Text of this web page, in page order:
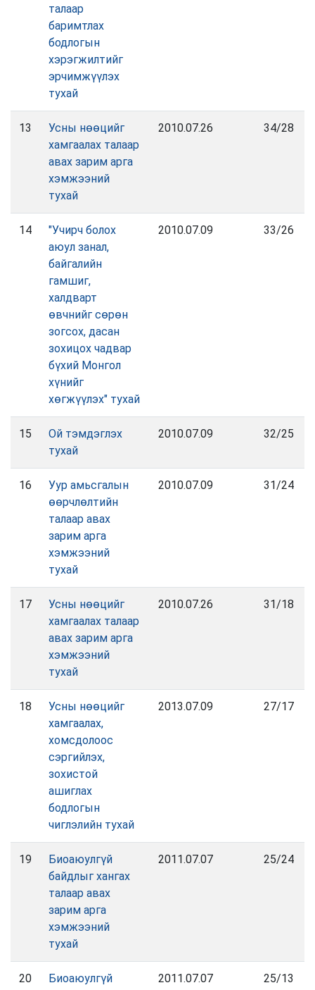
талаар
баримтлах
бодлогын
хэрэгжилтийг
эрчимжүүлэх
тухай
13
Усны нөөцийг
хамгаалах талаар
авах зарим арга
хэмжээний
тухай
2010.07.26 34/28
14
"Учирч болох
аюул занал,
байгалийн
гамшиг,
халдварт
өвчнийг сөрөн
зогсох, дасан
зохицох чадвар
бүхий Монгол
хүнийг
хөгжүүлэх" тухай
2010.07.09 33/26
15
Ой тэмдэглэх
тухай
2010.07.09 32/25
16
Уур амьсгалын
өөрчлөлтийн
талаар авах
зарим арга
хэмжээний
тухай
2010.07.09 31/24
17
Усны нөөцийг
хамгаалах талаар
авах зарим арга
хэмжээний
тухай
2010.07.26 31/18
18
Усны нөөцийг
хамгаалах,
хомсдолоос
сэргийлэх,
зохистой
ашиглах
бодлогын
чиглэлийн тухай
2013.07.09 27/17
19
Биоаюулгүй
байдлыг хангах
талаар авах
зарим арга
хэмжээний
тухай
2011.07.07 25/24
20
Биоаюулгүй
2011.07.07 25/13